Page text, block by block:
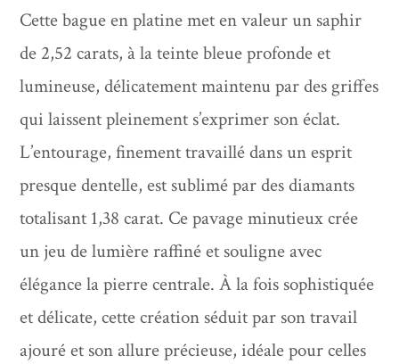
Cette bague en platine met en valeur un saphir
de 2,52 carats, à la teinte bleue profonde et
lumineuse, délicatement maintenu par des griffes
qui laissent pleinement s’exprimer son éclat.
L’entourage, finement travaillé dans un esprit
presque dentelle, est sublimé par des diamants
totalisant 1,38 carat. Ce pavage minutieux crée
un jeu de lumière raffiné et souligne avec
élégance la pierre centrale. À la fois sophistiquée
et délicate, cette création séduit par son travail
ajouré et son allure précieuse, idéale pour celles